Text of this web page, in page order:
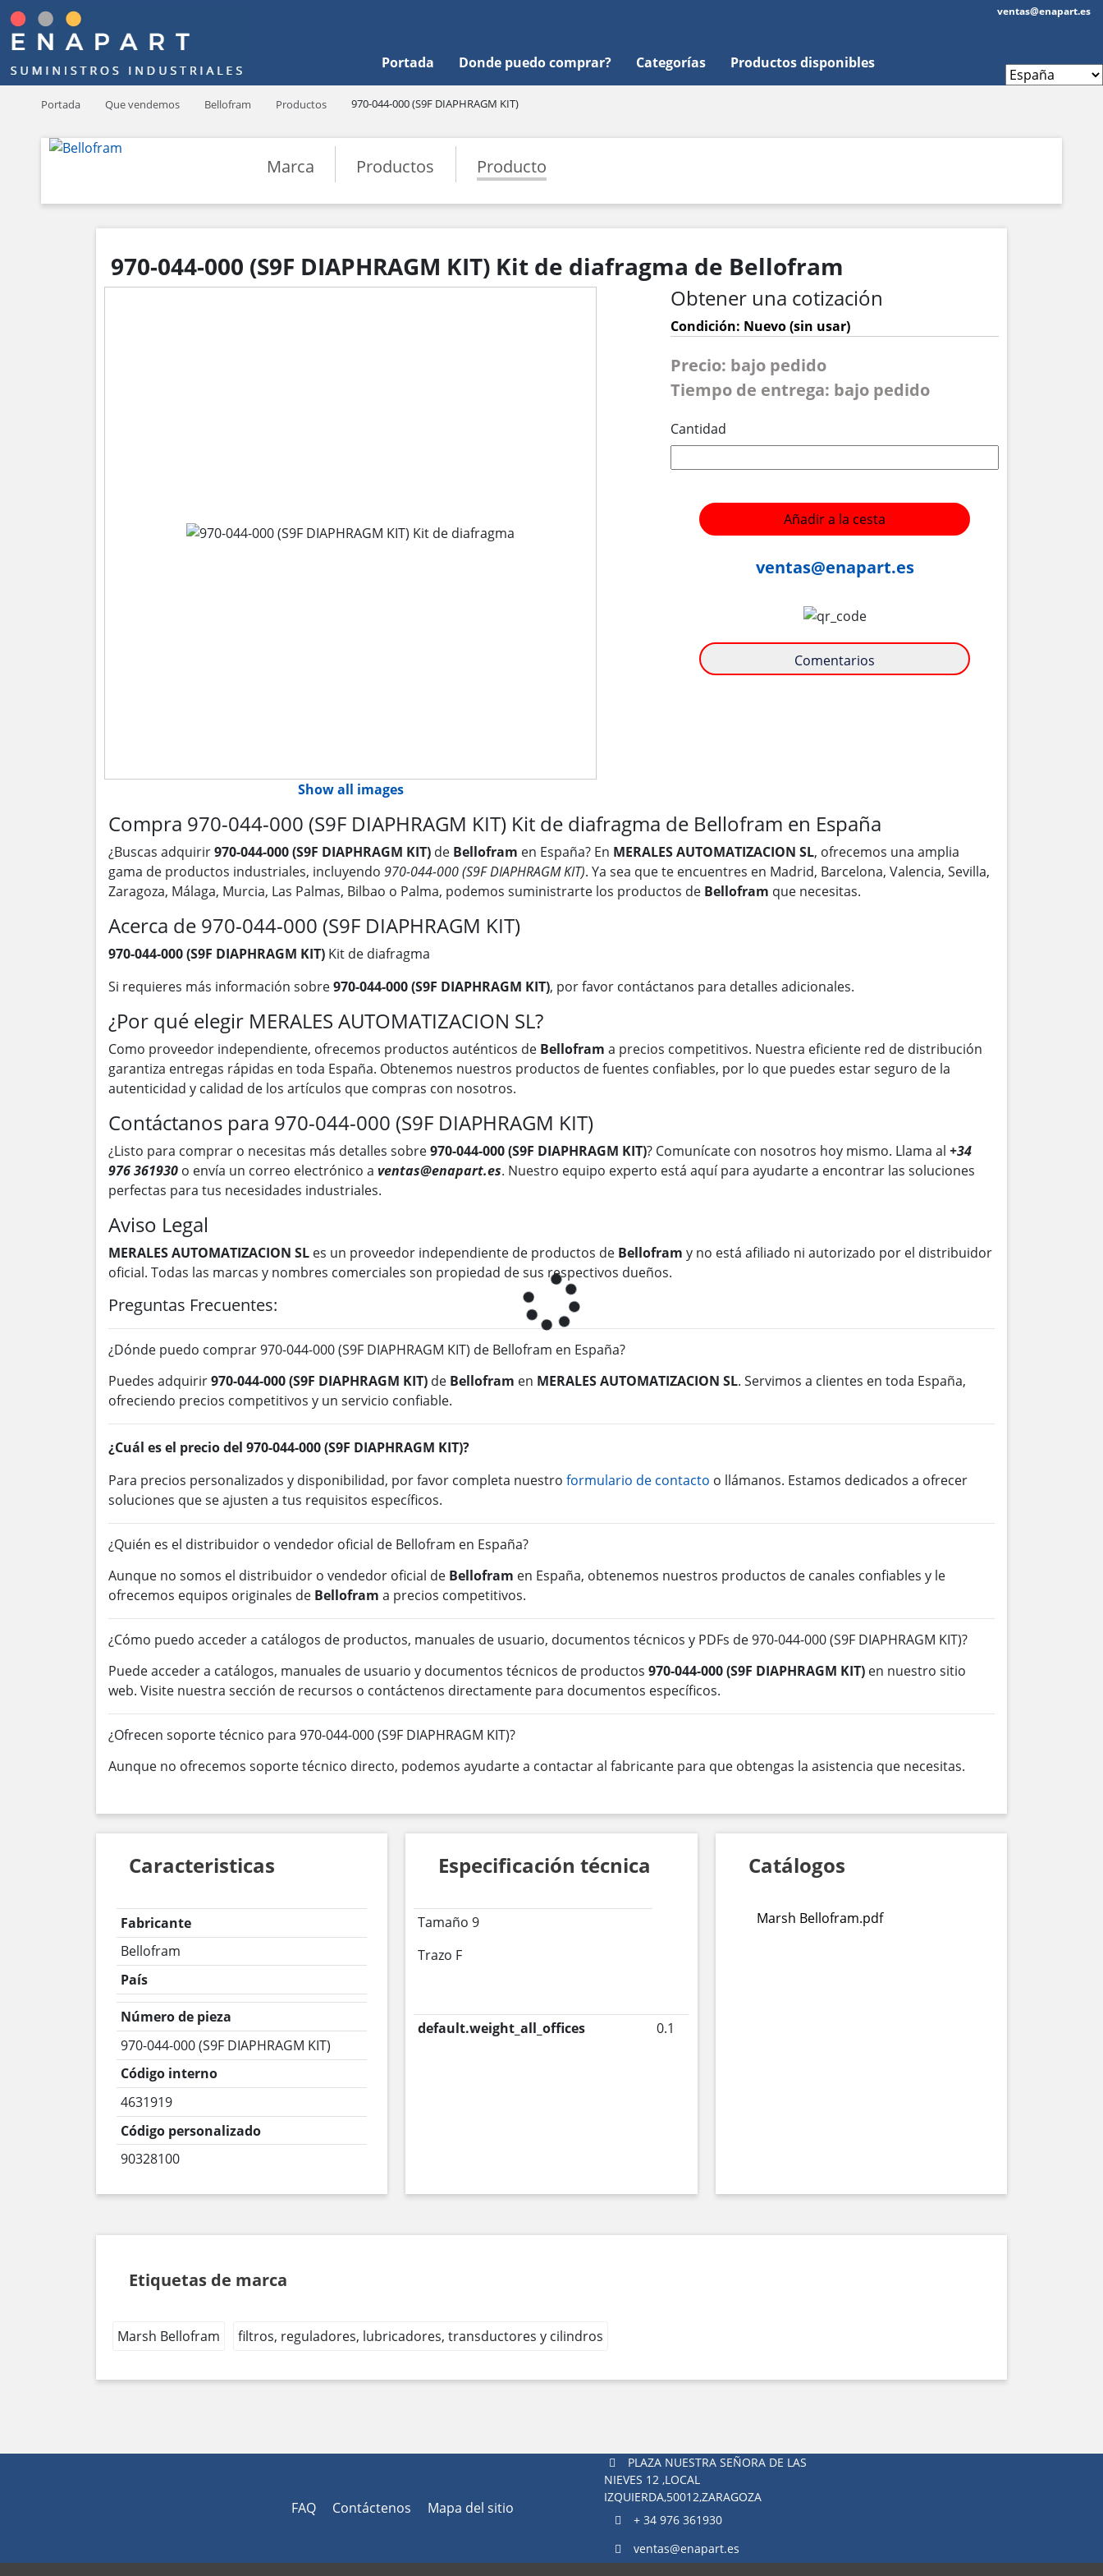
Portada Donde puedo comprar? Categorías Productos disponibles
ventas@enapart.es
Portada Que vendemos Bellofram Productos 970-044-000 (S9F DIAPHRAGM KIT)
Marca Productos Producto
970-044-000 (S9F DIAPHRAGM KIT) Kit de diafragma de Bellofram
Show all images
Obtener una cotización
Condición: Nuevo (sin usar)
Precio: bajo pedido
Tiempo de entrega: bajo pedido
Cantidad
Añadir a la cesta
ventas@enapart.es
Comentarios
Compra 970-044-000 (S9F DIAPHRAGM KIT) Kit de diafragma de Bellofram en España
¿Buscas adquirir970-044-000 (S9F DIAPHRAGM KIT) de Bellofram en España? En MERALES AUTOMATIZACION SL, ofrecemos una amplia
gama de productos industriales, incluyendo 970-044-000 (S9F DIAPHRAGM KIT). Ya sea que te encuentres en Madrid, Barcelona, Valencia, Sevilla,
Zaragoza, Málaga, Murcia, Las Palmas, Bilbao o Palma, podemos suministrarte los productos de Bellofram que necesitas.
Acerca de 970-044-000 (S9F DIAPHRAGM KIT)
970-044-000 (S9F DIAPHRAGM KIT) Kit de diafragma
Si requieres más información sobre970-044-000 (S9F DIAPHRAGM KIT), por favor contáctanos para detalles adicionales.
¿Por qué elegir MERALES AUTOMATIZACION SL?
Como proveedor independiente, ofrecemos productos auténticos de Bellofram a precios competitivos. Nuestra eficiente red de distribución
garantiza entregas rápidas en toda España. Obtenemos nuestros productos de fuentes confiables, por lo que puedes estar seguro de la
autenticidad y calidad de los artículos que compras con nosotros.
Contáctanos para 970-044-000 (S9F DIAPHRAGM KIT)
¿Listo para comprar o necesitas más detalles sobre970-044-000 (S9F DIAPHRAGM KIT)? Comunícate con nosotros hoy mismo. Llama al +34
976 361930 o envía un correo electrónico a ventas@enapart.es. Nuestro equipo experto está aquí para ayudarte a encontrar las soluciones
perfectas para tus necesidades industriales.
Aviso Legal
MERALES AUTOMATIZACION SL es un proveedor independiente de productos de Bellofram y no está afiliado ni autorizado por el distribuidor
oficial. Todas las marcas y nombres comerciales son propiedad de sus respectivos dueños.
Preguntas Frecuentes:
¿Dónde puedo comprar 970-044-000 (S9F DIAPHRAGM KIT) de Bellofram en España?
Puedes adquirir970-044-000 (S9F DIAPHRAGM KIT) de Bellofram en MERALES AUTOMATIZACION SL. Servimos a clientes en toda España,
ofreciendo precios competitivos y un servicio confiable.
¿Cuál es el precio del 970-044-000 (S9F DIAPHRAGM KIT)?
Para precios personalizados y disponibilidad, por favor completa nuestro formulario de contacto o llámanos. Estamos dedicados a ofrecer
soluciones que se ajusten a tus requisitos específicos.
¿Quién es el distribuidor o vendedor oficial de Bellofram en España?
Aunque no somos el distribuidor o vendedor oficial de Bellofram en España, obtenemos nuestros productos de canales confiables y le
ofrecemos equipos originales de Bellofram a precios competitivos.
¿Cómo puedo acceder a catálogos de productos, manuales de usuario, documentos técnicos y PDFs de 970-044-000 (S9F DIAPHRAGM KIT)?
Puede acceder a catálogos, manuales de usuario y documentos técnicos de productos 970-044-000 (S9F DIAPHRAGM KIT) en nuestro sitio
web. Visite nuestra sección de recursos o contáctenos directamente para documentos específicos.
¿Ofrecen soporte técnico para 970-044-000 (S9F DIAPHRAGM KIT)?
Aunque no ofrecemos soporte técnico directo, podemos ayudarte a contactar al fabricante para que obtengas la asistencia que necesitas.
Caracteristicas
Fabricante
Bellofram
País
Número de pieza
970-044-000 (S9F DIAPHRAGM KIT)
Código interno
4631919
Código personalizado
90328100
Especificación técnica
Tamaño 9
Trazo F
default.weight_all_offices 0.1
Catálogos
Marsh Bellofram.pdf
Etiquetas de marca
Marsh Bellofram filtros, reguladores, lubricadores, transductores y cilindros
FAQ Contáctenos Mapa del sitio
PLAZA NUESTRA SEÑORA DE LAS
NIEVES 12 ,LOCAL
IZQUIERDA,50012,ZARAGOZA
+ 34 976 361930
ventas@enapart.es